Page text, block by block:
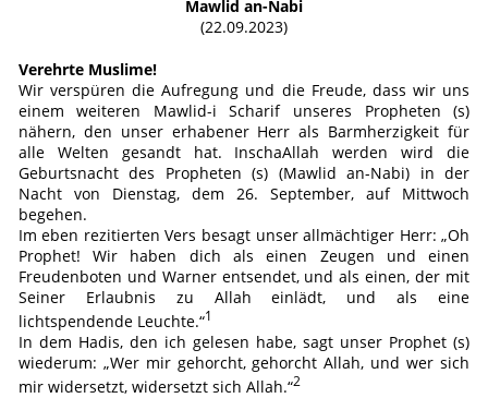
Mawlid an-Nabi
(22.09.2023)
Verehrte Muslime!
Wir verspüren die Aufregung und die Freude, dass wir uns
einem weiteren Mawlid-i Scharif unseres Propheten (s)
nähern, den unser erhabener Herr als Barmherzigkeit für
alle Welten gesandt hat. InschaAllah werden wird die
Geburtsnacht des Propheten (s) (Mawlid an-Nabi) in der
Nacht von Dienstag, dem 26. September, auf Mittwoch
begehen.
Im eben rezitierten Vers besagt unser allmächtiger Herr: „Oh
Prophet! Wir haben dich als einen Zeugen und einen
Freudenboten und Warner entsendet, und als einen, der mit
Seiner Erlaubnis zu Allah einlädt, und als eine
lichtspendende Leuchte.“1
In dem Hadis, den ich gelesen habe, sagt unser Prophet (s)
wiederum: „Wer mir gehorcht, gehorcht Allah, und wer sich
mir widersetzt, widersetzt sich Allah.“2